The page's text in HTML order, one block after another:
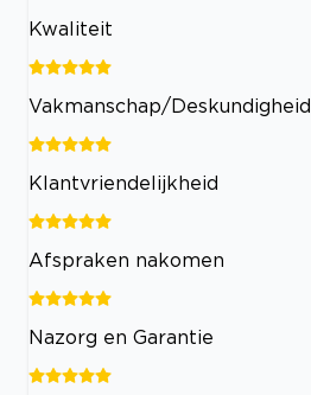
Kwaliteit
Vakmanschap/Deskundigheid
Klantvriendelijkheid
Afspraken nakomen
Nazorg en Garantie